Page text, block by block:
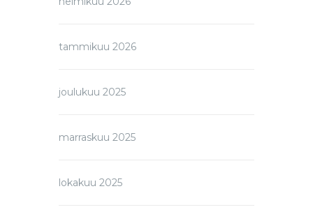
tammikuu 2026
joulukuu 2025
marraskuu 2025
lokakuu 2025